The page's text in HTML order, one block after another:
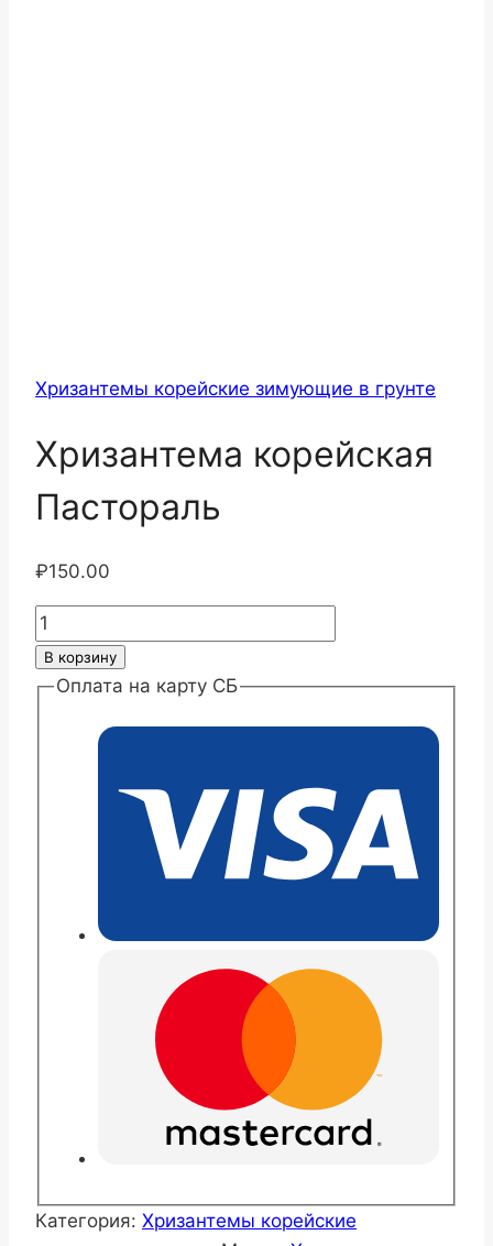
Хризантемы корейские зимующие в грунте
Хризантема корейская
Пастораль
₽150.00
Количество
товара
Хризантема
Пастораль
В корзину
Оплата на карту СБ
Категория: Хризантемы корейские